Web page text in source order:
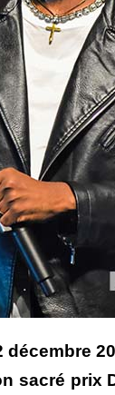
sacré prix